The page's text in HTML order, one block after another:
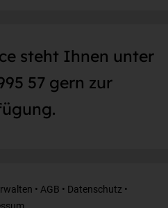
steht Ihnen unter
57 gern zur
• AGB • Datenschutz •